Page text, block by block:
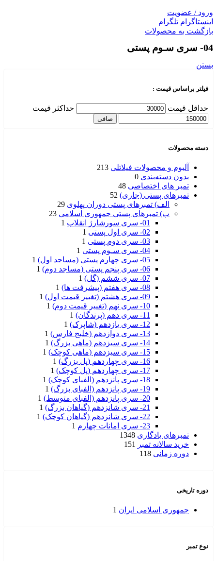
ورود / عضویت
اینستاگرام تلگرام
بازگشت به محصولات
04- سری سـوم پستی
بستن
فیلتر براساس قیمت :
حداقل قیمت حداكثر قيمت
صافی
دسته محصولات
آلبوم و محصولات فیلاتلی 213
بدون دسته‌بندی 0
تمبر های اختصاصی 48
تمبرهای پستی (جاری) 52
الف) تمبرهای پستی دوران پهلوی 29
ب) تمبرهای پستی جمهوری اسلامی 23
01- سری سورشارژ انقلاب
1
02- سری اول پستی
1
03- سری دوم پستی
1
04- سری سـوم پستی
1
05- سری چهارم پستی (مساجد اول)
1
06- سری پنجم پستی (مساجد دوم)
1
07- سری ششم (گل)
1
08- سری هفتم (پیشرفت ها)
1
09- سری هشتم (تغییر قیمت اول)
1
10- سری نهم (تغییر قیمت دوم)
1
11- سری دهم (پرندگان)
1
12- سری یازدهم (شاپرک)
1
13- سری دوازدهم (خلیج فارس)
1
14- سری سیزدهم (ماهی بزرگ)
1
15- سری سیزدهم (ماهی کوچک)
1
16- سری چهاردهم (پل بزرگ)
1
17- سری چهاردهم (پل کوچک)
1
18- سری پانزدهم (الفبای کوچک)
1
19- سری پانزدهم (الفبای بزرگ)
1
20- سری پانزدهم (الفبای متوسط)
1
21- سری شانزدهم (گیاهان بزرگ)
1
22- سری شانزدهم (گیاهان کوچک)
1
23- سری امانات چهارم
1
تمبرهای یادگاری 1348
خرید سالانه تمبر 151
دوره زمانی 118
دوره تاریخی
جمهوری اسلامی ایران 1
نوع تمبر